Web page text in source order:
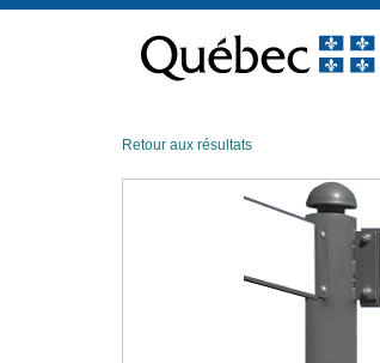
contenu
Retour aux résultats